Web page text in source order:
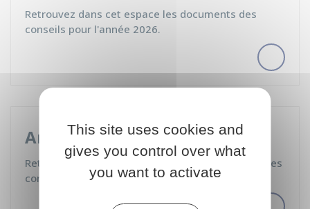
Retrouvez dans cet espace les documents des
conseils pour l'année 2026.
Archives
Retrouvez dans cet espace l'ensemble des archives
concernant les conseils municipaux.
This site uses cookies and
gives you control over what
you want to activate